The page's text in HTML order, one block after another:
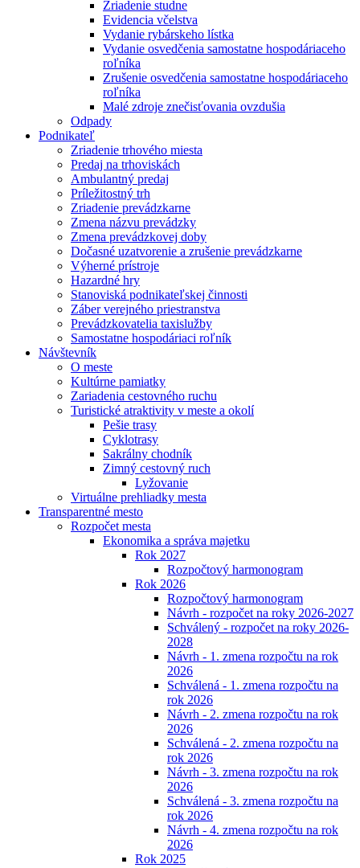
Zriadenie studne
Evidencia včelstva
Vydanie rybárskeho lístka
Vydanie osvedčenia samostatne hospodáriaceho
roľníka
Zrušenie osvedčenia samostatne hospodáriaceho
roľníka
Malé zdroje znečisťovania ovzdušia
Odpady
Podnikateľ
Zriadenie trhového miesta
Predaj na trhoviskách
Ambulantný predaj
Príležitostný trh
Zriadenie prevádzkarne
Zmena názvu prevádzky
Zmena prevádzkovej doby
Dočasné uzatvorenie a zrušenie prevádzkarne
Výherné prístroje
Hazardné hry
Stanoviská podnikateľskej činnosti
Záber verejného priestranstva
Prevádzkovatelia taxislužby
Samostatne hospodáriaci roľník
Návštevník
O meste
Kultúrne pamiatky
Zariadenia cestovného ruchu
Turistické atraktivity v meste a okolí
Pešie trasy
Cyklotrasy
Sakrálny chodník
Zimný cestovný ruch
Lyžovanie
Virtuálne prehliadky mesta
Transparentné mesto
Rozpočet mesta
Ekonomika a správa majetku
Rok 2027
Rozpočtový harmonogram
Rok 2026
Rozpočtový harmonogram
Návrh - rozpočet na roky 2026-2027
Schválený - rozpočet na roky 2026-
2028
Návrh - 1. zmena rozpočtu na rok
2026
Schválená - 1. zmena rozpočtu na
rok 2026
Návrh - 2. zmena rozpočtu na rok
2026
Schválená - 2. zmena rozpočtu na
rok 2026
Návrh - 3. zmena rozpočtu na rok
2026
Schválená - 3. zmena rozpočtu na
rok 2026
Návrh - 4. zmena rozpočtu na rok
2026
Rok 2025